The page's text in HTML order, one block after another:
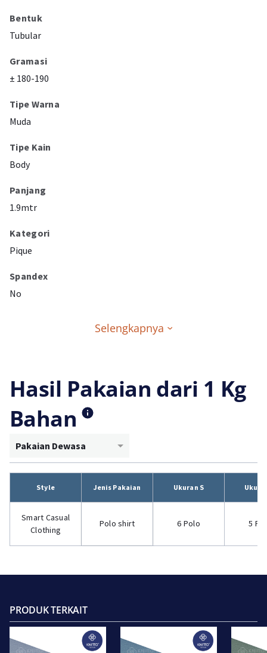
Bentuk
Tubular
Gramasi
± 180-190
Tipe Warna
Muda
Tipe Kain
Body
Panjang
1.9mtr
Kategori
Pique
Spandex
No
Selengkapnya
Hasil Pakaian dari 1 Kg
Bahan
Pakaian Dewasa
Style Jenis Pakaian Ukuran S
Smart Casual
Clothing
Polo shirt 6 Polo 5
PRODUK TERKAIT